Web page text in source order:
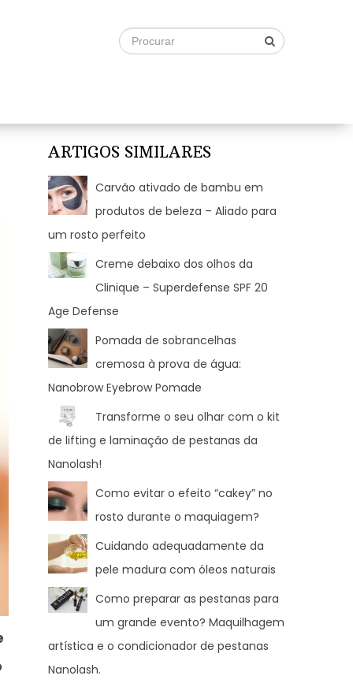
ARTIGOS SIMILARES
Carvão ativado de bambu em
produtos de beleza – Aliado para
um rosto perfeito
Creme debaixo dos olhos da
Clinique – Superdefense SPF 20
Age Defense
Pomada de sobrancelhas
cremosa à prova de água:
Nanobrow Eyebrow Pomade
Transforme o seu olhar com o kit
de lifting e laminação de pestanas da
Nanolash!
Como evitar o efeito “cakey” no
rosto durante o maquiagem?
Cuidando adequadamente da
pele madura com óleos naturais
Como preparar as pestanas para
um grande evento? Maquilhagem
artística e o condicionador de pestanas
Nanolash.